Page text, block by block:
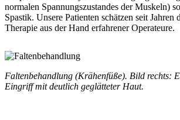
normalen Spannungszustandes der Muskeln)
Spastik. Unsere Patienten schätzen seit Jahren
Therapie aus der Hand erfahrener Operateure.
Faltenbehandlung (Krähenfüße). Bild rechts:
Eingriff mit deutlich geglätteter Haut.